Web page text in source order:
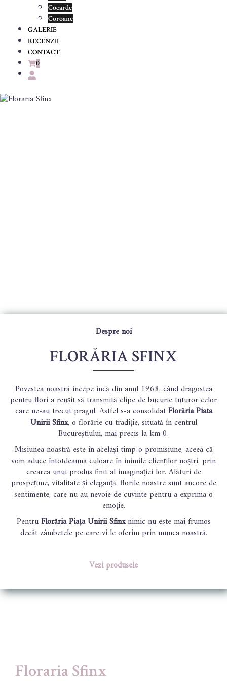
Cocarde
Coroane
GALERIE
RECENZII
CONTACT
0
Despre noi
FLORĂRIA SFINX
Povestea noastră începe încă din anul 1968, când dragostea
pentru flori a reușit să transmită clipe de bucurie tuturor celor
care ne-au trecut pragul. Astfel s-a consolidatFlorăria Piata
Unirii Sfinx, o florărie cu tradiție, situată în centrul
Bucureștiului, mai precis la km 0.
Misiunea noastră este în același timp o promisiune, aceea că
vom aduce întotdeauna culoare în inimile clienților noștri, prin
crearea unui produs finit al imaginației lor. Alături de
prospețime, vitalitate și eleganță, florile noastre sunt ancore de
sentimente, care nu au nevoie de cuvinte pentru a exprima o
emoție.
PentruFlorăria Piața Unirii Sfinxnimic nu este mai frumos
decât zâmbetele pe care vi le oferim prin munca noastră.
Vezi produsele
Floraria Sfinx